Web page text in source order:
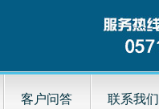
客户问答 联系我们